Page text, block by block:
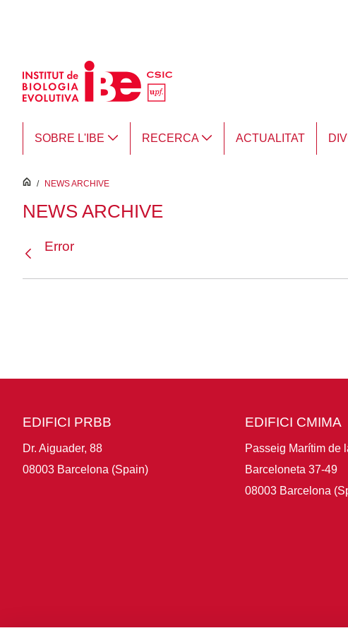
SOBRE L'IBE RECERCA ACTUALITAT
inici
/ NEWS ARCHIVE
NEWS ARCHIVE
Error
EDIFICI PRBB
Dr. Aiguader, 88
08003 Barcelona (Spain)
EDIFICI CMIMA
Passeig Marítim de
Barceloneta 37-49
08003 Barcelona